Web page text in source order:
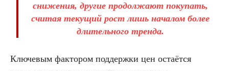
снижения, другие продолжают покупать,
считая текущий рост лишь началом более
длительного тренда.
Ключевым фактором поддержки цен остаётся